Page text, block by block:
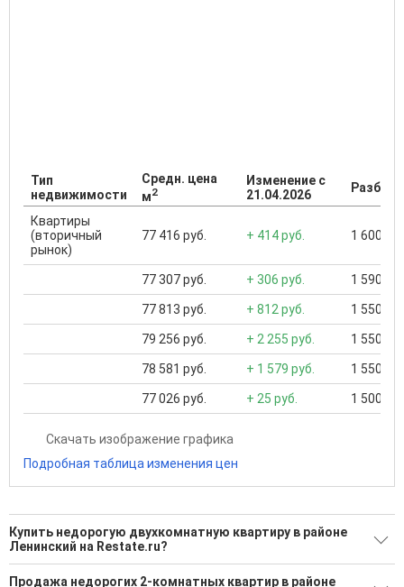
Тип
недвижимости
Средн. цена
м2
Изменение с
21.04.2026
Квартиры
(вторичный
рынок)
77 416 руб. + 414 руб. 1 600
77 307 руб. + 306 руб. 1 590
77 813 руб. + 812 руб. 1 550
79 256 руб. + 2 255 руб. 1 550
78 581 руб. + 1 579 руб. 1 550
77 026 руб. + 25 руб. 1 500
Скачать изображение графика
Подробная таблица изменения цен
Купить недорогую двухкомнатную квартиру в районе
Ленинский на Restate.ru?
Поможем Купить недорогую двухкомнатную квартиру в
Продажа недорогих 2-комнатных квартир в районе